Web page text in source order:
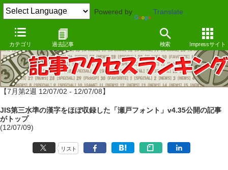
Powered by Translate
カテゴリ 過去記事 検索 Impressサイト
【7月第2週 12/07/02 - 12/07/08】
JIS第三水準の漢字をほぼ収録した「瀬戸フォント」v4.35公開の記事
がトップ
(12/07/09)
リスト